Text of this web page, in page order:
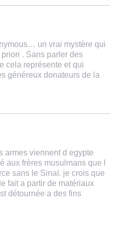
un vrai mystère qui
. Sans parler des
cela représente et qui
généreux donateurs de la
armes viennent d egypte
aux frères musulmans que l
sans le Sinaï. je crois que
fait a partir de matériaux
détournée a des fins